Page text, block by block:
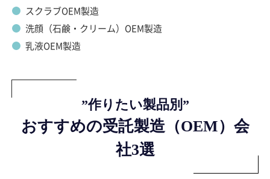
スクラブOEM製造
洗顔（石鹸・クリーム）OEM製造
乳液OEM製造
”作りたい製品別”
おすすめの受託製造（OEM）会
社3選